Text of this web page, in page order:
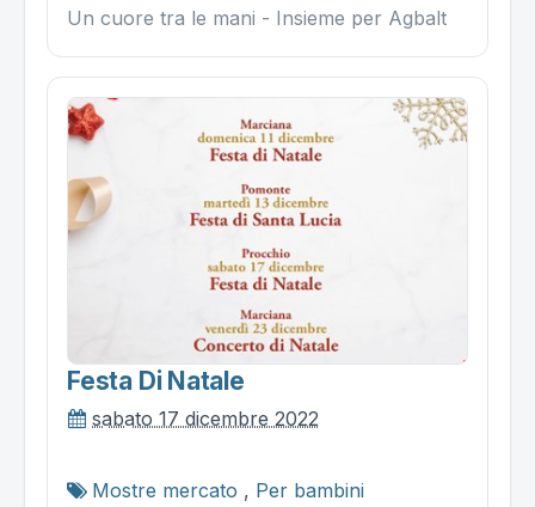
Un cuore tra le mani - Insieme per Agbalt
Festa Di Natale
sabato 17 dicembre 2022
Mostre mercato , Per bambini